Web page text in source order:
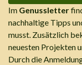
Im Genussletter
nachhaltige Tipps
musst. Zusätzlich
neuesten Projekten
Durch die